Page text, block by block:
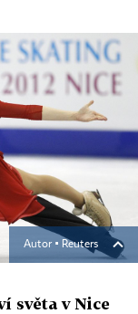
Autor ▪ Reuters
světa v Nice